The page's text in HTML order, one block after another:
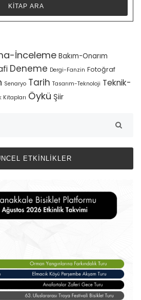
İnceleme Bakım-Onarım
Deneme Dergi-Fanzin Fotoğraf
Senaryo Tarih Tasarım-Teknoloji Teknik-
Kitapları Öykü Şiir
ETKINLIKLER